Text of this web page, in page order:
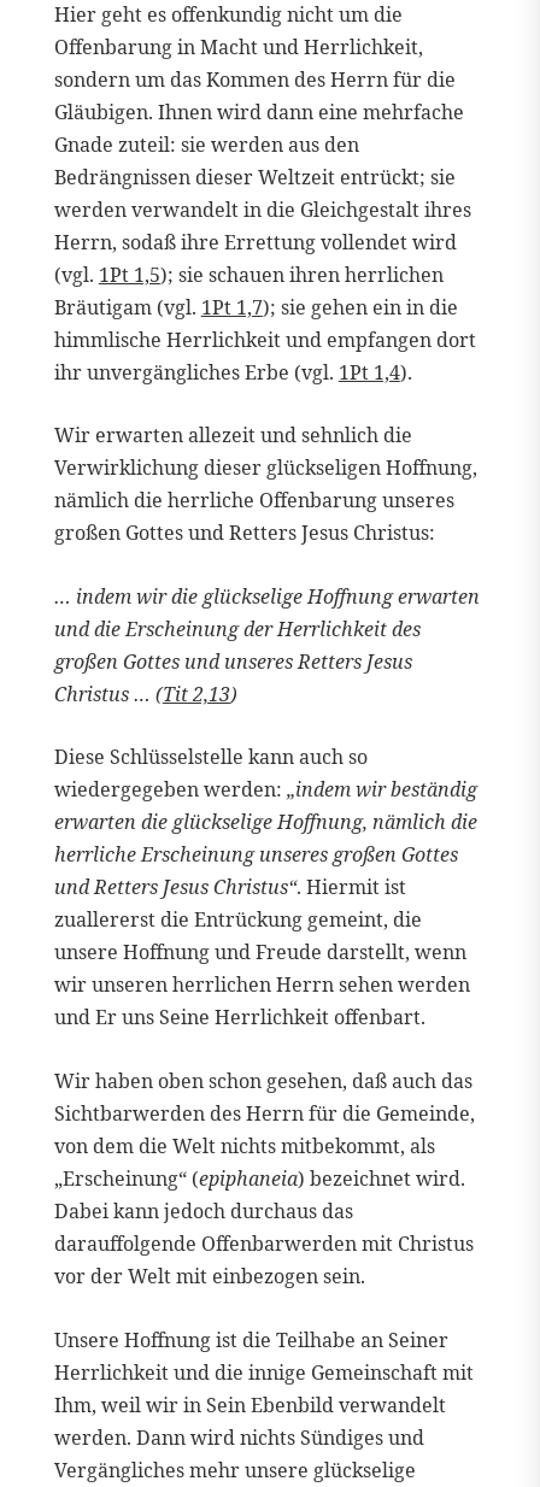
Hier geht es offenkundig nicht um die
Offenbarung in Macht und Herrlichkeit,
sondern um das Kommen des Herrn für die
Gläubigen. Ihnen wird dann eine mehrfache
Gnade zuteil: sie werden aus den
Bedrängnissen dieser Weltzeit entrückt; sie
werden verwandelt in die Gleichgestalt ihres
Herrn, sodaß ihre Errettung vollendet wird
(vgl. 1Pt 1,5); sie schauen ihren herrlichen
Bräutigam (vgl. 1Pt 1,7); sie gehen ein in die
himmlische Herrlichkeit und empfangen dort
ihr unvergängliches Erbe (vgl. 1Pt 1,4).
Wir erwarten allezeit und sehnlich die
Verwirklichung dieser glückseligen Hoffnung,
nämlich die herrliche Offenbarung unseres
großen Gottes und Retters Jesus Christus:
… indem wir die glückselige Hoffnung erwarten
und die Erscheinung der Herrlichkeit des
großen Gottes und unseres Retters Jesus
Christus … (Tit 2,13)
Diese Schlüsselstelle kann auch so
wiedergegeben werden: „indem wir beständig
erwarten die glückselige Hoffnung, nämlich die
herrliche Erscheinung unseres großen Gottes
und Retters Jesus Christus“. Hiermit ist
zuallererst die Entrückung gemeint, die
unsere Hoffnung und Freude darstellt, wenn
wir unseren herrlichen Herrn sehen werden
und Er uns Seine Herrlichkeit offenbart.
Wir haben oben schon gesehen, daß auch das
Sichtbarwerden des Herrn für die Gemeinde,
von dem die Welt nichts mitbekommt, als
„Erscheinung“ (epiphaneia) bezeichnet wird.
Dabei kann jedoch durchaus das
darauffolgende Offenbarwerden mit Christus
vor der Welt mit einbezogen sein.
Unsere Hoffnung ist die Teilhabe an Seiner
Herrlichkeit und die innige Gemeinschaft mit
Ihm, weil wir in Sein Ebenbild verwandelt
werden. Dann wird nichts Sündiges und
Vergängliches mehr unsere glückselige